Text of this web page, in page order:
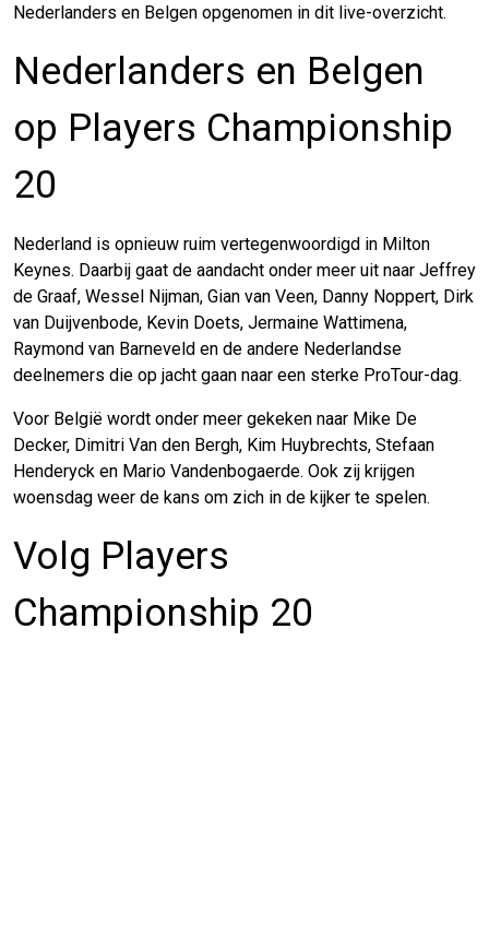
Nederlanders en Belgen opgenomen in dit live-overzicht.
Nederlanders en Belgen
op Players Championship
20
Nederland is opnieuw ruim vertegenwoordigd in Milton
Keynes. Daarbij gaat de aandacht onder meer uit naar Jeffrey
de Graaf, Wessel Nijman, Gian van Veen, Danny Noppert, Dirk
van Duijvenbode, Kevin Doets, Jermaine Wattimena,
Raymond van Barneveld en de andere Nederlandse
deelnemers die op jacht gaan naar een sterke ProTour-dag.
Voor België wordt onder meer gekeken naar Mike De
Decker, Dimitri Van den Bergh, Kim Huybrechts, Stefaan
Henderyck en Mario Vandenbogaerde. Ook zij krijgen
woensdag weer de kans om zich in de kijker te spelen.
Volg Players
Championship 20